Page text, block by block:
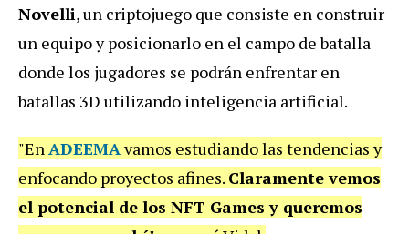
Novelli, un criptojuego que consiste en construir
un equipo y posicionarlo en el campo de batalla
donde los jugadores se podrán enfrentar en
batallas 3D utilizando inteligencia artificial.
"EnADEEMAvamos estudiando las tendencias y
enfocando proyectos afines. Claramente vemos
el potencial de los NFT Games y queremos